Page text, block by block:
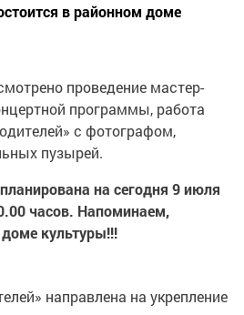
в районном доме
проведение мастер-
программы, работа
с фотографом,
пузырей.
на сегодня 9 июля
часов. Напоминаем,
культуры!!!
направлена на укрепление